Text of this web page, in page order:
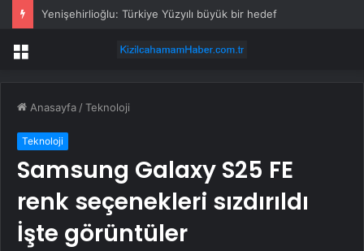
Yenişehirlioğlu: Türkiye Yüzyılı büyük bir hedef
Menü
Anasayfa /Teknoloji
Teknoloji
Samsung Galaxy S25 FE
renk seçenekleri sızdırıldı
İşte görüntüler